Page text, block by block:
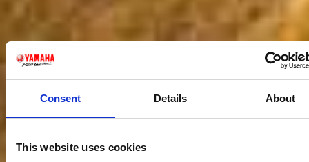
Consent Details About
This website uses cookies